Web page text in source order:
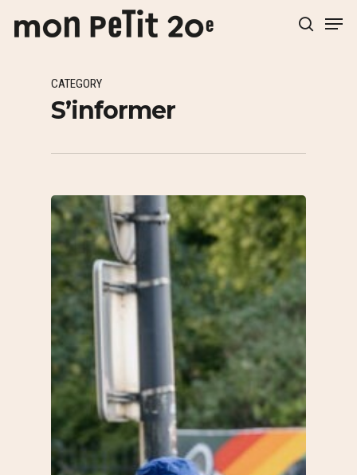
Hit enter to search or ESC to close
CATEGORY
S’informer